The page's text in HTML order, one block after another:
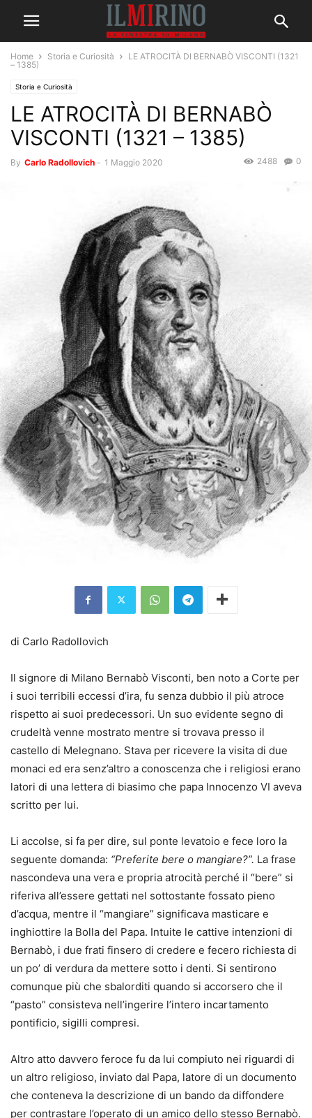
Home Storia e Curiosità
LE ATROCITÀ DI BERNABÒ VISCONTI (1321
– 1385)
Storia e Curiosità
LE ATROCITÀ DI BERNABÒ
VISCONTI (1321 – 1385)
By Carlo Radollovich - 1 Maggio 2020 0
2488
di Carlo Radollovich
Il signore di Milano Bernabò Visconti, ben noto a Corte per
i suoi terribili eccessi d’ira, fu senza dubbio il più atroce
rispetto ai suoi predecessori. Un suo evidente segno di
crudeltà venne mostrato mentre si trovava presso il
castello di Melegnano. Stava per ricevere la visita di due
monaci ed era senz’altro a conoscenza che i religiosi erano
latori di una lettera di biasimo che papa Innocenzo VI aveva
scritto per lui.
Li accolse, si fa per dire, sul ponte levatoio e fece loro la
seguente domanda: “Preferite bere o mangiare?”. La frase
nascondeva una vera e propria atrocità perché il “bere” si
riferiva all’essere gettati nel sottostante fossato pieno
d’acqua, mentre il “mangiare” significava masticare e
inghiottire la Bolla del Papa. Intuite le cattive intenzioni di
Bernabò, i due frati finsero di credere e fecero richiesta di
un po’ di verdura da mettere sotto i denti. Si sentirono
comunque più che sbalorditi quando si accorsero che il
“pasto” consisteva nell’ingerire l’intero incartamento
pontificio, sigilli compresi.
Altro atto davvero feroce fu da lui compiuto nei riguardi di
un altro religioso, inviato dal Papa, latore di un documento
che conteneva la descrizione di un bando da diffondere
per contrastare l’operato di un amico dello stesso Bernabò.